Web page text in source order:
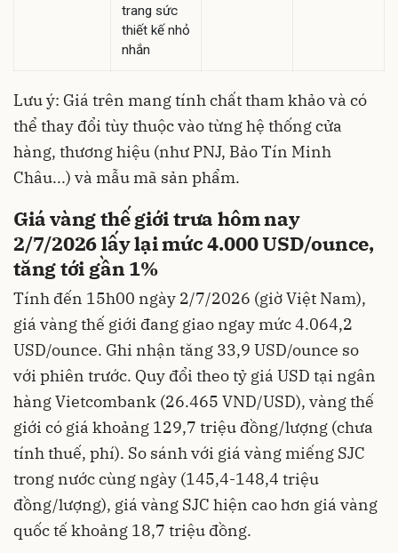
trang sức
thiết kế nhỏ
nhắn
Lưu ý: Giá trên mang tính chất tham khảo và có
thể thay đổi tùy thuộc vào từng hệ thống cửa
hàng, thương hiệu (như PNJ, Bảo Tín Minh
Châu...) và mẫu mã sản phẩm.
Giá vàng thế giới trưa hôm nay
2/7/2026 lấy lại mức 4.000 USD/ounce,
tăng tới gần 1%
Tính đến 15h00 ngày 2/7/2026 (giờ Việt Nam),
giá vàng thế giới đang giao ngay mức 4.064,2
USD/ounce. Ghi nhận tăng 33,9 USD/ounce so
với phiên trước. Quy đổi theo tỷ giá USD tại ngân
hàng Vietcombank (26.465 VND/USD), vàng thế
giới có giá khoảng 129,7 triệu đồng/lượng (chưa
tính thuế, phí). So sánh với giá vàng miếng SJC
trong nước cùng ngày (145,4-148,4 triệu
đồng/lượng), giá vàng SJC hiện cao hơn giá vàng
quốc tế khoảng 18,7 triệu đồng.